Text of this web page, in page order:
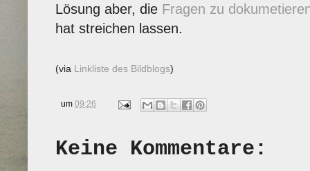
Lösung aber, die Fragen zu
hat streichen lassen.
(via Linkliste des Bildblogs)
um 09:26
Keine Kommentare: